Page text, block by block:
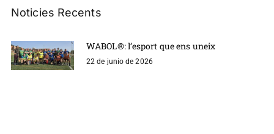
Noticies Recents
WABOL®: l’esport que ens uneix
22 de junio de 2026